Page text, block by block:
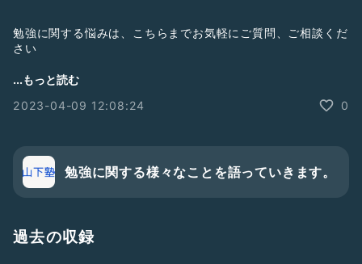
勉強に関する悩みは、こちらまでお気軽にご質問、ご相談くだ
さい
yamashitajyuku@ymail.ne.jp
https://yamashitajuku.wixsite.com/website
...もっと読む
2023-04-09 12:08:24
0
勉強に関する様々なことを語っていきます。
過去の収録